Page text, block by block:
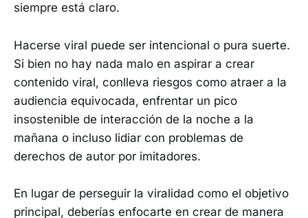
siempre está claro.
Hacerse viral puede ser intencional o pura suerte.
Si bien no hay nada malo en aspirar a crear
contenido viral, conlleva riesgos como atraer a la
audiencia equivocada, enfrentar un pico
insostenible de interacción de la noche a la
mañana o incluso lidiar con problemas de
derechos de autor por imitadores.
En lugar de perseguir la viralidad como el objetivo
principal, deberías enfocarte en crear de manera